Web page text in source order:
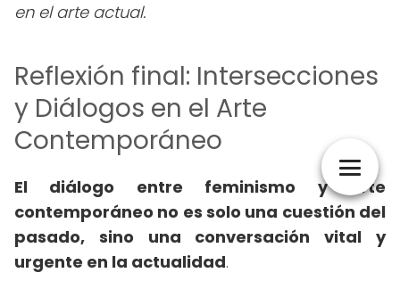
en el arte actual.
Reflexión final: Intersecciones
y Diálogos en el Arte
Contemporáneo
El diálogo entre feminismo y arte
contemporáneo no es solo una cuestión del
pasado, sino una conversación vital y
urgente en la actualidad.